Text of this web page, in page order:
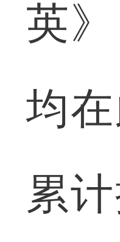
英
均
累